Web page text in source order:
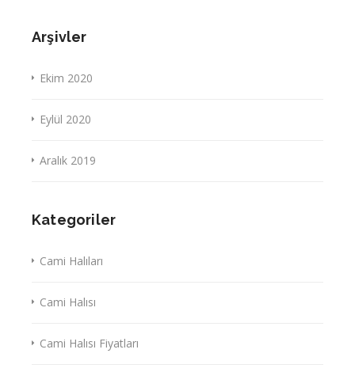
Arşivler
Ekim 2020
Eylül 2020
Aralık 2019
Kategoriler
Cami Halıları
Cami Halısı
Cami Halısı Fiyatları